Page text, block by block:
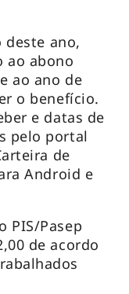
ano,
ao abono
ao ano de
o benefício.
e datas de
pelo portal
de
Android e
PIS/Pasep
de acordo